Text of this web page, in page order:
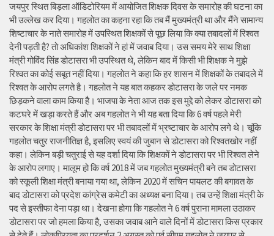
जयपुर स्थित बिड़ला ऑडिटोरियम में आयोजित शिक्षक दिवस के समारोह की घटना का
भी उल्लेख कर दिया। गहलोत का कहना रहा कि तब मैं मुख्यमंत्री था और मैंने सामान्य
शिष्टाचार के नाते समारोह में उपस्थित शिक्षकों से पूछ लिया कि क्या तबादलों में रिश्वत
देनी पड़ती है? तो अधिकांश शिक्षकों ने हां में जवाब दिया। उस समय मेरे साथ शिक्षा
मंत्री गोविंद सिंह डोटासरा भी उपस्थित थे, लेकिन बाद में किसी भी शिक्षक ने मुझे
रिश्वत का कोई सबूत नहीं दिया। गहलोत ने कहा कि हर शासन में शिक्षकों के तबादले में
रिश्वत के आरोप लगते है। गहलोत ने यह बात कहकर डोटासरा के जले पर नमक
छिड़कने वाला काम किया है। भाजपा के नेता आज तक इस मुद्दे को लेकर डोटासरा को
कटघरे में खड़ा करते हैं और अब गहलोत ने भी यह बता दिया कि 6 वर्ष पहले मेरी
सरकार के शिक्षा मंत्री डोटासरा पर भी तबादलों में भ्रष्टाचार के आरोप लगे थे। चूंकि
गहलोत चतुर राजनीतिज्ञ है, इसलिए स्वयं की जुबान से डोटासरा को रिश्वतखोर नहीं
कहा। लेकिन बड़ी चतुराई से यह दर्शा दिया कि शिक्षकों ने डोटासरा पर भी रिश्वत लेने
के आरोप लगाए। मालूम हो कि वर्ष 2018 में जब गहलोत मुख्यमंत्री बने तब डोटासरा
को स्कूली शिक्षा मंत्री बनाया गया था, लेकिन 2020 में सचिन पायलट की बगावत के
बाद डोटासरा को प्रदेश कांग्रेस कमेटी का अध्यक्ष बना दिया। तब उन्हें शिक्षा मंत्री के
पद से इस्तीफा देना पड़ा था। देखना होगा कि गहलोत ने 6 वर्ष पुराना मामला उठाकर
डोटासरा पर जो हमला किया है, उसका जवाब आने वाले दिनों में डोटासरा किस प्रकार